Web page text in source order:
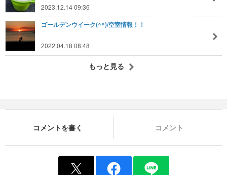
2023.12.14 09:36
ゴールデンウイーク(^^)/空室情報！！
2022.04.18 08:48
もっと見る
コメントを書く コメント